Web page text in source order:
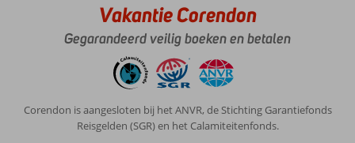
Vakantie Corendon
Gegarandeerd veilig boeken en betalen
Corendon is aangesloten bij het ANVR, de Stichting Garantiefonds
Reisgelden (SGR) en het Calamiteitenfonds.